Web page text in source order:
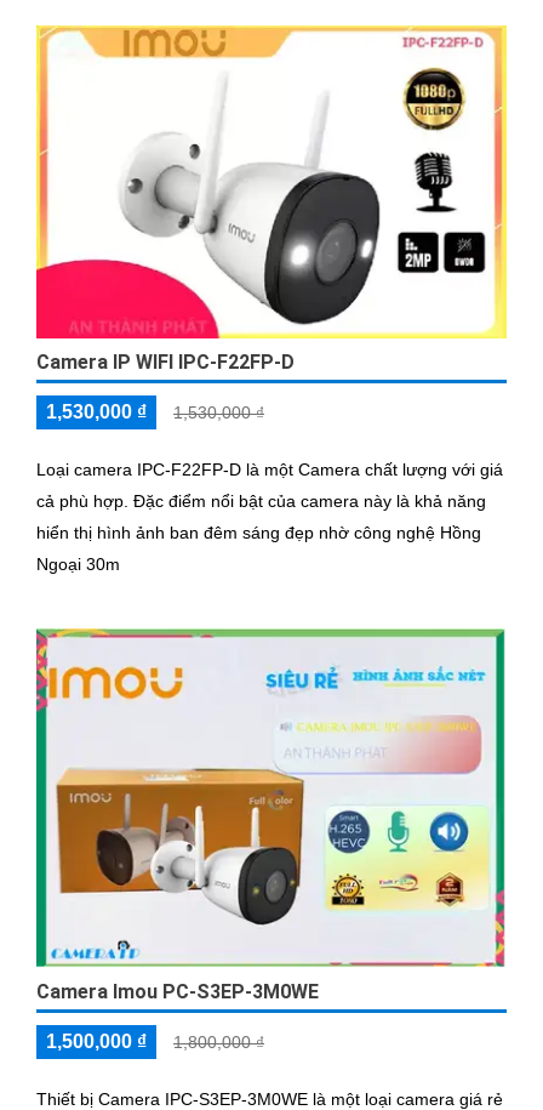
Camera IP WIFI IPC-F22FP-D
1,530,000 ₫ 1,530,000 ₫
Loại camera IPC-F22FP-D là một Camera chất lượng với giá
cả phù hợp. Đặc điểm nổi bật của camera này là khả năng
hiển thị hình ảnh ban đêm sáng đẹp nhờ công nghệ Hồng
Ngoại 30m
Camera Imou PC-S3EP-3M0WE
1,500,000 ₫ 1,800,000 ₫
Thiết bị Camera IPC-S3EP-3M0WE là một loại camera giá rẻ